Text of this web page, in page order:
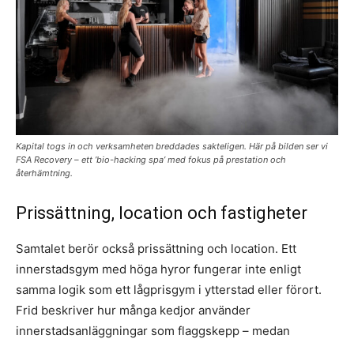
Kapital togs in och verksamheten breddades sakteligen. Här på bilden ser vi
FSA Recovery – ett ’bio-hacking spa’ med fokus på prestation och
återhämtning.
Prissättning, location och fastigheter
Samtalet berör också prissättning och location. Ett
innerstadsgym med höga hyror fungerar inte enligt
samma logik som ett lågprisgym i ytterstad eller förort.
Frid beskriver hur många kedjor använder
innerstadsanläggningar som flaggskepp – medan